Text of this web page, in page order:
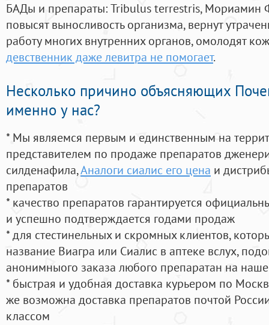
БАДы и препараты:Tribulus terrestris, Мориамин
повысят выносливость организма, вернут
работу многих внутренних органов, омолодят
девственник даже левитра не помогает.
Несколько причино объясняющих
именно у нас?
* Мы являемся первым и единственным на
представителем по продаже препаратов
силденафила,Аналоги сиалис его цена и
препаратов
* качество препаратов гарантируется
и успешно подтверждается годами продаж
* для стестинельных и скромных клиентов,
название Виагра или Сиалис в аптеке вслух,
анонимныого заказа любого препаратан на
* быстрая и удобная доставка курьером по
же возможна доставка препаратов почтой
классом